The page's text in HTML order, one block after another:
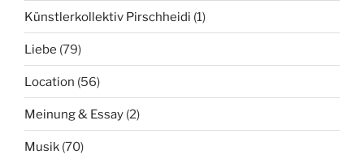
Künstlerkollektiv Pirschheidi (1)
Liebe (79)
Location (56)
Meinung & Essay (2)
Musik (70)